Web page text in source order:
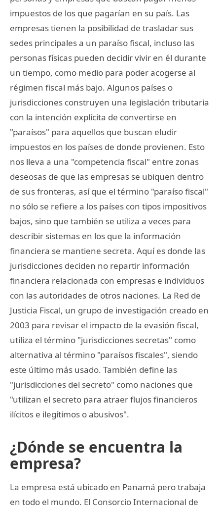
impuestos de los que pagarían en su país. Las
empresas tienen la posibilidad de trasladar sus
sedes principales a un paraíso fiscal, incluso las
personas físicas pueden decidir vivir en él durante
un tiempo, como medio para poder acogerse al
régimen fiscal más bajo. Algunos países o
jurisdicciones construyen una legislación tributaria
con la intención explícita de convertirse en
"paraísos" para aquellos que buscan eludir
impuestos en los países de donde provienen. Esto
nos lleva a una "competencia fiscal" entre zonas
deseosas de que las empresas se ubiquen dentro
de sus fronteras, así que el término "paraíso fiscal"
no sólo se refiere a los países con tipos impositivos
bajos, sino que también se utiliza a veces para
describir sistemas en los que la información
financiera se mantiene secreta. Aquí es donde las
jurisdicciones deciden no repartir información
financiera relacionada con empresas e individuos
con las autoridades de otros naciones. La Red de
Justicia Fiscal, un grupo de investigación creado en
2003 para revisar el impacto de la evasión fiscal,
utiliza el término "jurisdicciones secretas" como
alternativa al término "paraísos fiscales", siendo
este último más usado. También define las
"jurisdicciones del secreto" como naciones que
"utilizan el secreto para atraer flujos financieros
ilícitos e ilegítimos o abusivos".
¿Dónde se encuentra la
empresa?
La empresa está ubicado en Panamá pero trabaja
en todo el mundo. El Consorcio Internacional de